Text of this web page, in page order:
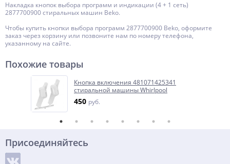
Накладка кнопок выбора программ и индикации (4 + 1 сеть)
2877700900 стиральных машин Beko.
Чтобы купить кнопки выбора программ 2877700900 Beko, оформите
заказ через корзину или позвоните нам по номеру телефона,
указанному на сайте.
Похожие товары
Кнопка включения 481071425341
стиральной машины Whirlpool
450 руб.
Присоединяйтесь